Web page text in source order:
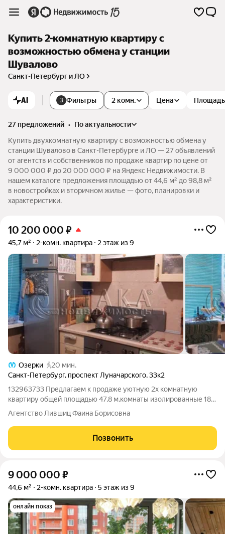
Купить 2-комнатную квартиру с
возможностью обмена у станции
Шувалово
Санкт-Петербург и ЛО
AI 3 Фильтры 2 комн. Цена Площадь
27 предложений •
по актуальности
Купить двухкомнатную квартиру с возможностью обмена у
станции Шувалово в Санкт-Петербурге и ЛО — 27 объявлений
от агентств и собственников по продаже квартир по цене от
9 000 000 ₽ до 20 000 000 ₽ на Яндекс Недвижимости. В
нашем каталоге предложения площадью от 44,6 м² до 98,8 м²
в новостройках и вторичном жилье — фото, планировки и
характеристики.
10 200 000 ₽
45,7 м² 2-комн. квартира 2 этаж из 9
Озерки
20 мин.
Санкт-Петербург, проспект Луначарского,33к2
132963733 Предлагаем к продаже уютную 2х комнатную
квартиру общей площадью 47,8 м,комнаты изолированные 18,4
+ 10,1м, просторная лоджия в добротном, тёплом доме на
проспекте Луначарского дом 33, корпус 2 Безупречная
локация! В шаговой доступности
Агентство Лившиц Фаина Борисовна
Позвонить
9 000 000 ₽
44,6 м² 2-комн. квартира 5 этаж из 9
онлайн показ